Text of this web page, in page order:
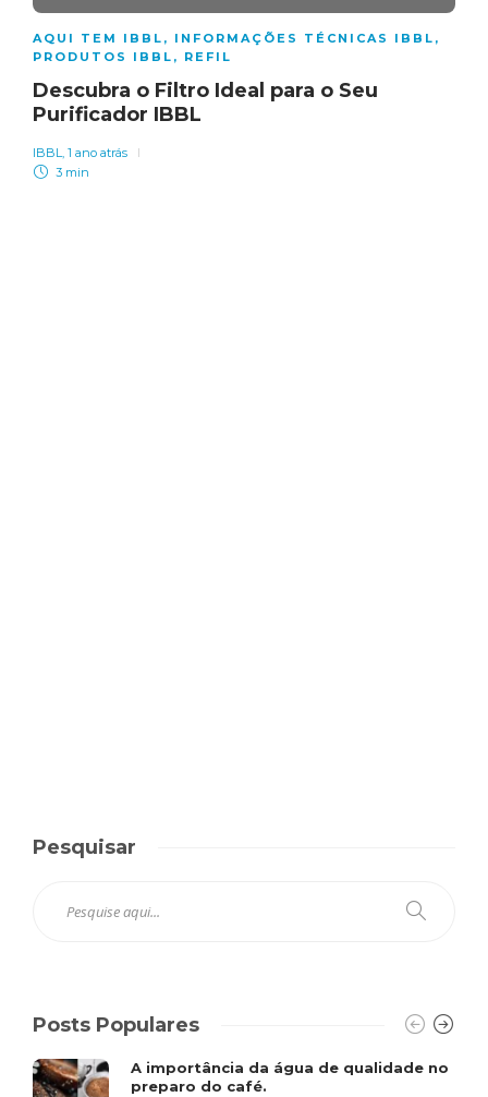
AQUI TEM IBBL , INFORMAÇÕES TÉCNICAS IBBL ,
PRODUTOS IBBL , REFIL
Descubra o Filtro Ideal para o Seu
Purificador IBBL
IBBL, 1 ano atrás
3 min
Pesquisar
Posts Populares
A importância da água de qualidade no
preparo do café.